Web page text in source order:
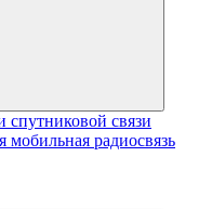
связи
мобильная радиосвязь